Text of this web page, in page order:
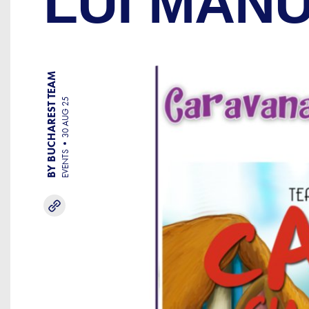
BY BUCHAREST TEAM EVENTS
30 AUG 25